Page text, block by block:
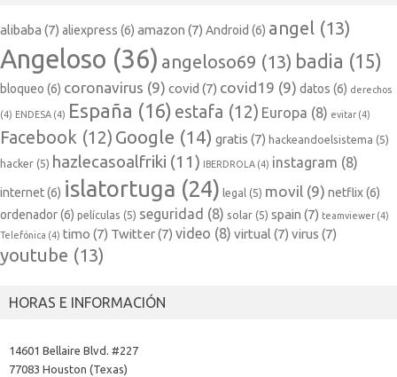
alibaba (7) aliexpress (6) amazon (7) Android (6) angel (13)
Angeloso (36) angeloso69 (13) badia (15)
bloqueo (6) coronavirus (9) covid (7) covid19 (9) datos (6) derechos
(4) ENDESA (4) España (16) estafa (12) Europa (8) evitar (4)
Facebook (12) Google (14) gratis (7) hackeandoelsistema (5)
hacker (5) hazlecasoalfriki (11) IBERDROLA (4) instagram (8)
internet(6) islatortuga (24) legal (5) movil (9) netflix(6)
ordenador(6) películas (5) seguridad (8) solar (5) spain (7) teamviewer (4)
Telefónica (4) timo (7) Twitter(7) video (8) virtual (7) virus (7)
youtube (13)
HORAS E INFORMACIÓN
14601 Bellaire Blvd. #227
77083 Houston (Texas)